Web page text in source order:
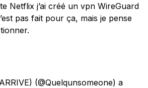
Netflix j’ai créé un vpn WireGuard
pas fait pour ça, mais je pense
(@Quelqunsomeone) a